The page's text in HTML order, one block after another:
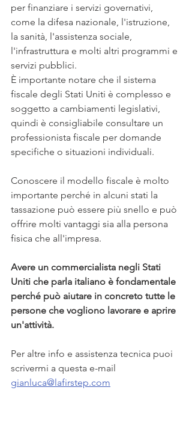
per finanziare i servizi governativi,
come la difesa nazionale, l'istruzione,
la sanità, l'assistenza sociale,
l'infrastruttura e molti altri programmi e
servizi pubblici.
È importante notare che il sistema
fiscale degli Stati Uniti è complesso e
soggetto a cambiamenti legislativi,
quindi è consigliabile consultare un
professionista fiscale per domande
specifiche o situazioni individuali.
Conoscere il modello fiscale è molto
importante perché in alcuni stati la
tassazione può essere più snello e può
offrire molti vantaggi sia alla persona
fisica che all'impresa.
Avere un commercialista negli Stati
Uniti che parla italiano è fondamentale
perché può aiutare in concreto tutte le
persone che vogliono lavorare e aprire
un'attività.
Per altre info e assistenza tecnica puoi
scrivermi a questa e-mail
gianluca@lafirstep.com